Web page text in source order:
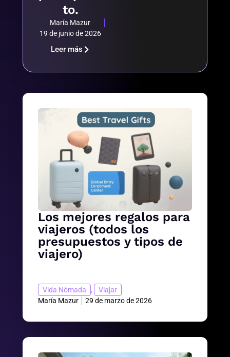
to.
María Mazur
19 de junio de 2026
Leer más
Los mejores regalos para
viajeros (todos los
presupuestos y tipos de
viajero)
Vida Nómada ,
Viajar
María Mazur
29 de marzo de 2026